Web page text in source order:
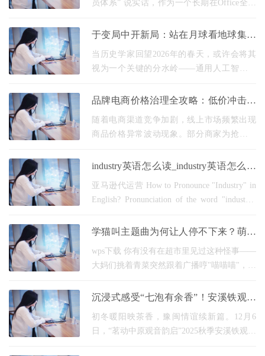
员体系” 说实话，作为一个长期在Office全家
WPS Office 的关注点，有点跑偏了。我不再
于变局中开新局：站在月球看地球集团
的AI远征
当历史学家回望2026年的春天，或许会将其
视为一个关键的分水岭——通用人工智能技
的基本面，技术不再是被动响应的工具，而
品牌电商价格治理全攻略：低价冲击破
解与长效管控策略
随着电商渠道竞争加剧，线上市场频繁出现
商品价格异常波动现象。部分商家为抢占市
倾销，甚至出现跨平台比价、恶意压价等乱
industry英语怎么读_industry英语怎么读
音
亚马逊代运营 How to Pronounce "Industry" in
English? Pronunciation of the word "industry"
regional accents. However, the most commonly
Correct
学猫叫主题曲为何让人停不下来？萌系
音乐密码大揭秘
wps下载 你有没有在超市里见过这种怪事——
大妈们挑着青菜突然跟着广播哼"喵喵喵"，小
物店亲眼目击，二十多只猫狗听到这首歌群
沉浸式感受“七泡有余香”！安溪铁观音
中原万人品鉴会启幕郑州
初冬暖阳映茶香，豫闽情谊续新篇。12月6
日，“茗动中原观音韵启”2025秋季安溪铁观音